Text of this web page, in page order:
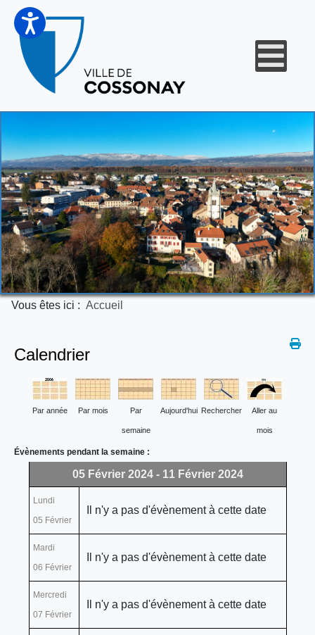
Vous êtes ici : Accueil
Calendrier
Par année Par mois Par
semaine
Aujourd'hui Rechercher Aller au
mois
Évènements pendant la semaine :
05 Février 2024 - 11 Février 2024
Lundi
05 Février
Il n'y a pas d'évènement à cette date
Mardi
06 Février
Il n'y a pas d'évènement à cette date
Mercredi
07 Février
Il n'y a pas d'évènement à cette date